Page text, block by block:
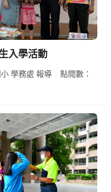
入學活動
學務處 報導
點閱數：